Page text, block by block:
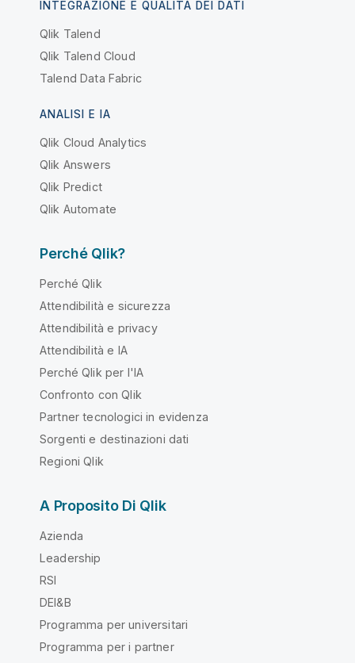
INTEGRAZIONE E QUALITÀ DEI DATI
Qlik Talend
Qlik Talend Cloud
Talend Data Fabric
ANALISI E IA
Qlik Cloud Analytics
Qlik Answers
Qlik Predict
Qlik Automate
Perché Qlik?
Perché Qlik
Attendibilità e sicurezza
Attendibilità e privacy
Attendibilità e IA
Perché Qlik per l'IA
Confronto con Qlik
Partner tecnologici in evidenza
Sorgenti e destinazioni dati
Regioni Qlik
A Proposito Di Qlik
Azienda
Leadership
RSI
DEI&B
Programma per universitari
Programma per i partner